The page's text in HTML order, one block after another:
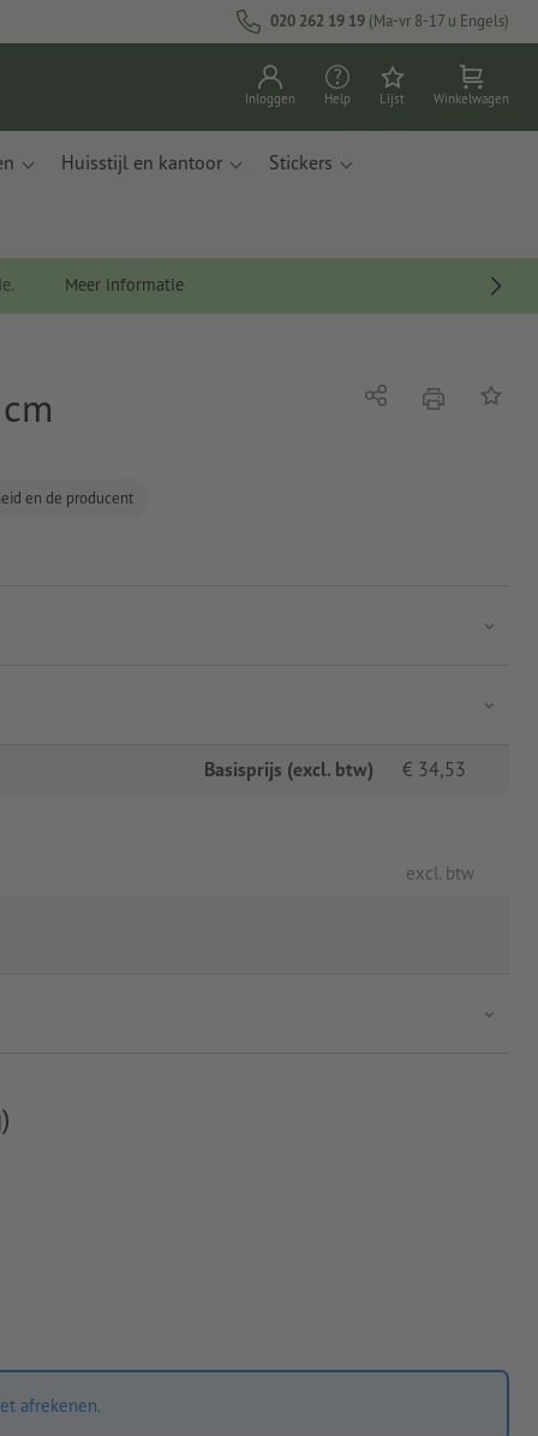
020 262 19 19 (Ma-vr 8-17 u Engels)
Inloggen Help Lijst Winkelwagen
Huisstijl en kantoor Stickers
Meer informatie
en de producent
Delen afdrukkenOp de
Basisprijs (excl. btw) € 34,53
excl. btw
afrekenen.